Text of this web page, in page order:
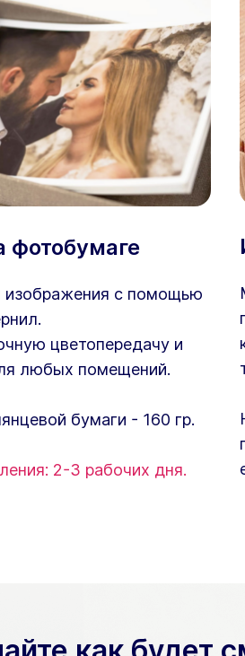
фотобумаге
изображения с помощью
цветопередачу и
любых помещений.
бумаги - 160 гр.
2-3 рабочих дня.